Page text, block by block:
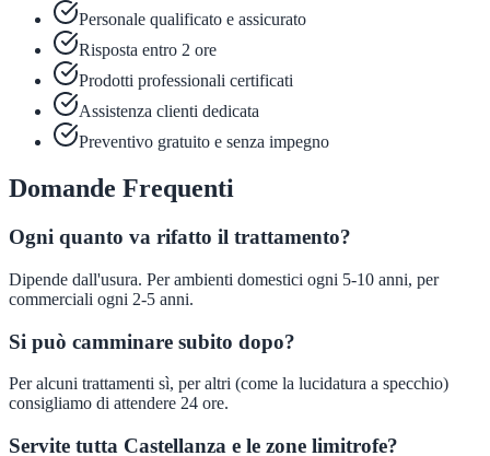
Personale qualificato e assicurato
Risposta entro 2 ore
Prodotti professionali certificati
Assistenza clienti dedicata
Preventivo gratuito e senza impegno
Domande Frequenti
Ogni quanto va rifatto il trattamento?
Dipende dall'usura. Per ambienti domestici ogni 5-10 anni, per
commerciali ogni 2-5 anni.
Si può camminare subito dopo?
Per alcuni trattamenti sì, per altri (come la lucidatura a specchio)
consigliamo di attendere 24 ore.
Servite tutta Castellanza e le zone limitrofe?